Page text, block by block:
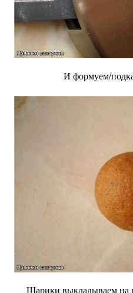
И формуем/
Шарики выкладываем на